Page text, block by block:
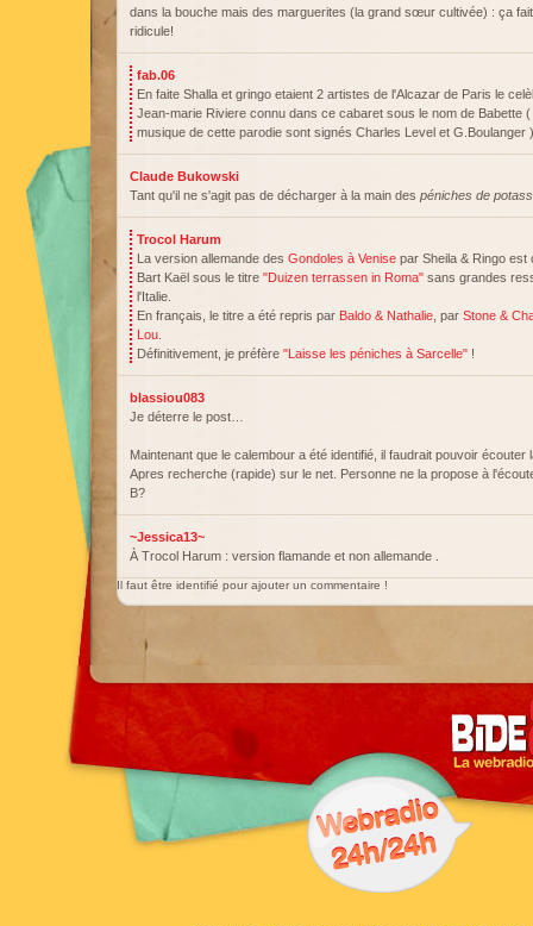
dans la bouche mais des marguerites (la grand sœur cultivée) : ça
ridicule!
fab.06
En faite Shalla et gringo etaient 2 artistes de l'Alcazar de Paris le
Jean-marie Riviere connu dans ce cabaret sous le nom de Babette
musique de cette parodie sont signés Charles Level et G.Boulanger
Claude Bukowski
Tant qu'il ne s'agit pas de décharger à la main des péniches de
Trocol Harum
La version allemande des Gondoles à Venise par Sheila & Ringo est
Bart Kaël sous le titre "Duizen terrassen in Roma" sans grandes
l'Italie.
En français, le titre a été repris par Baldo & Nathalie , par Stone &
Lou
Définitivement, je préfère "Laisse les péniches à Sarcelle" !
blassiou083
Je déterre le post…
Maintenant que le calembour a été identifié, il faudrait pouvoir
Apres recherche (rapide) sur le net. Personne ne la propose à
B?
~Jessica13~
À Trocol Harum : version flamande et non allemande .
Il faut être identifié pour ajouter un commentaire !